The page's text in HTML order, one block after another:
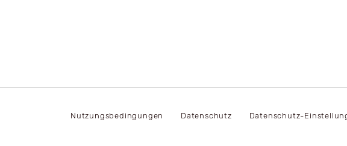
Nutzungsbedingungen Datenschutz Datenschutz-